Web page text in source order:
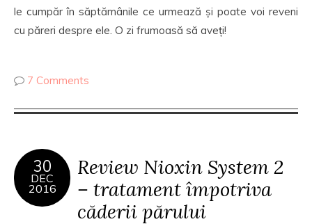
le cumpăr în săptămânile ce urmează și poate voi reveni
cu păreri despre ele. O zi frumoasă să aveți!
7 Comments
30
DEC
2016
Review Nioxin System 2
– tratament împotriva
căderii părului